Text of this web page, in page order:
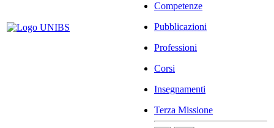
Competenze
Pubblicazioni
Professioni
Corsi
Insegnamenti
Terza Missione